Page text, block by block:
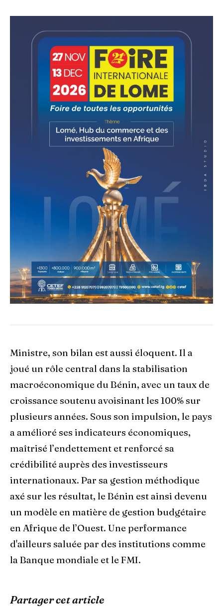
Ministre, son bilan est aussi éloquent. Il a
joué un rôle central dans la stabilisation
macroéconomique du Bénin, avec un taux de
croissance soutenu avoisinant les 100% sur
plusieurs années. Sous son impulsion, le pays
a amélioré ses indicateurs économiques,
maîtrisé l’endettement et renforcé sa
crédibilité auprès des investisseurs
internationaux. Par sa gestion méthodique
axé sur les résultat, le Bénin est ainsi devenu
un modèle en matière de gestion budgétaire
en Afrique de l’Ouest. Une performance
d'ailleurs saluée par des institutions comme
la Banque mondiale et le FMI.
Partager cet article